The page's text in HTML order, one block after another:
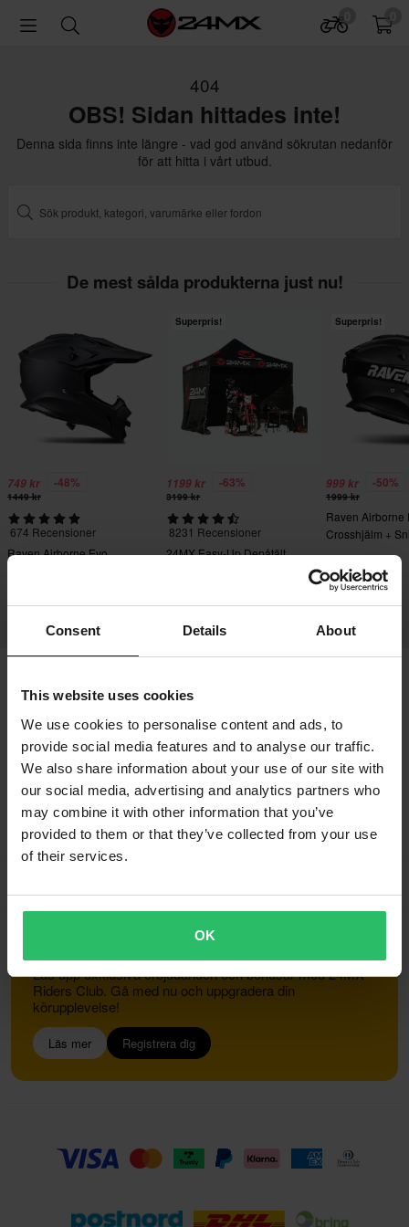
Consent Details About
This website uses cookies
We use cookies to personalise content and ads, to
provide social media features and to analyse our traffic.
We also share information about your use of our site with
our social media, advertising and analytics partners who
may combine it with other information that you’ve
provided to them or that they’ve collected from your use
of their services.
OK
404
OBS! Sidan hittades inte!
Denna sida finns inte längre - vad god använd sökrutan nedanför
för att hitta i vårt utbud.
De mest sålda produkterna just nu!
749 kr -48%
1449 kr
674 Recensioner
Raven Airborne Evo
Superpris!
1199 kr -63%
3199 kr
8231 Recensioner
24MX Easy-Up Depåtält
Superpris!
999 kr -50%
1999 kr
Raven Airborne
Crosshjälm +
Frakt & Leverans
Integritetspolicy
Returer
Ångerrätt
Orderstatus
Reklamationer & Klagomål
Information om återvinning
Om 24mx.se
Lediga jobb
Försäkran om överensstämmelse
Gå med i 24MX Riders Club
Lås upp exklusiva erbjudanden och bonusar med 24MX
Riders Club. Gå med nu och uppgradera din
körupplevelse!
Läs mer Registrera dig